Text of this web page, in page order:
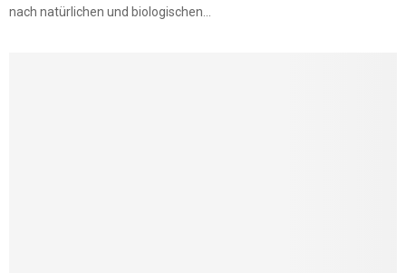
nach natürlichen und biologischen...